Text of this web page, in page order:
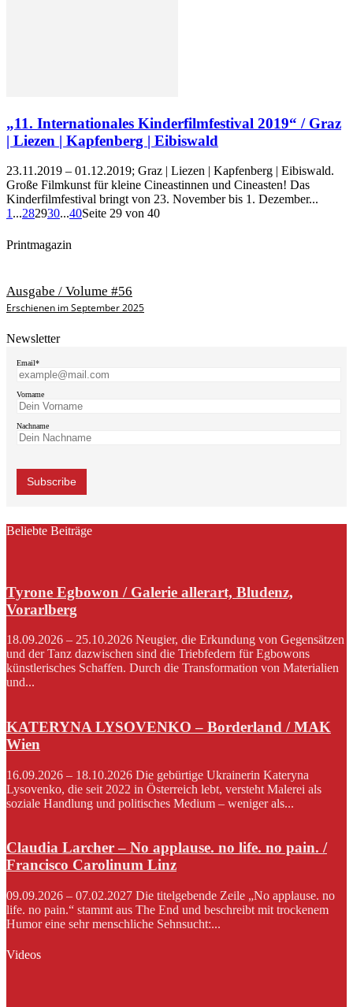
„11. Internationales Kinderfilmfestival 2019“ / Graz
| Liezen | Kapfenberg | Eibiswald
23.11.2019 – 01.12.2019; Graz | Liezen | Kapfenberg | Eibiswald.
Große Filmkunst für kleine Cineastinnen und Cineasten! Das
Kinderfilmfestival bringt von 23. November bis 1. Dezember...
1 ...282930...40Seite 29 von 40
Printmagazin
Ausgabe / Volume #56
Erschienen im September 2025
Newsletter
Email*
Vorname
Nachname
Beliebte Beiträge
Tyrone Egbowon / Galerie allerart, Bludenz,
Vorarlberg
18.09.2026 – 25.10.2026 Neugier, die Erkundung von Gegensätzen
und der Tanz dazwischen sind die Triebfedern für Egbowons
künstlerisches Schaffen. Durch die Transformation von Materialien
und...
KATERYNA LYSOVENKO – Borderland / MAK
Wien
16.09.2026 – 18.10.2026 Die gebürtige Ukrainerin Kateryna
Lysovenko, die seit 2022 in Österreich lebt, versteht Malerei als
soziale Handlung und politisches Medium – weniger als...
Claudia Larcher – No applause. no life. no pain. /
Francisco Carolinum Linz
09.09.2026 – 07.02.2027 Die titelgebende Zeile „No applause. no
life. no pain.“ stammt aus The End und beschreibt mit trockenem
Humor eine sehr menschliche Sehnsucht:...
Videos